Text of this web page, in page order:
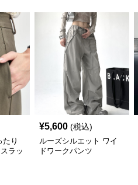
たり
ラッ
¥5,600 (税込)
ルーズシルエット ワイ
ドワークパンツ